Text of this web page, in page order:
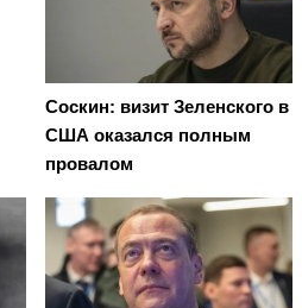
Соскин: визит Зеленского в
США оказался полным
провалом